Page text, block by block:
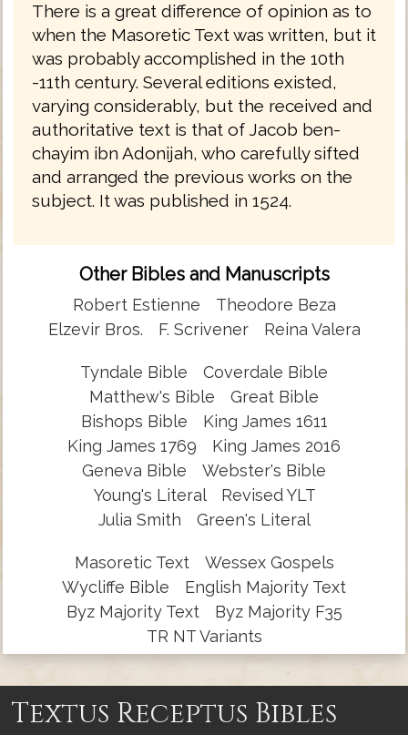
There is a great difference of opinion as to
when the Masoretic Text was written, but it
was probably accomplished in the 10th
-11th century. Several editions existed,
varying considerably, but the received and
authoritative text is that of Jacob ben-
chayim ibn Adonijah, who carefully sifted
and arranged the previous works on the
subject. It was published in 1524.
Other Bibles and Manuscripts
Robert Estienne
Theodore Beza
Elzevir Bros.
F. Scrivener Reina Valera
Tyndale Bible
Coverdale Bible
Matthew's Bible
Great Bible
Bishops Bible
King James 1611
King James 1769
King James 2016
Geneva Bible
Webster's Bible
Young's Literal
Revised YLT
Julia Smith
Green's Literal
Masoretic Text
Wessex Gospels
Wycliffe Bible
English Majority Text
Byz Majority Text
Byz Majority F35
TR NT Variants
Textus Receptus Bibles